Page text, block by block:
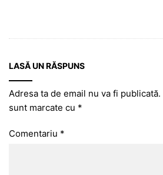
LASĂ UN RĂSPUNS
Adresa ta de email nu va fi publicată.
sunt marcate cu *
Comentariu *